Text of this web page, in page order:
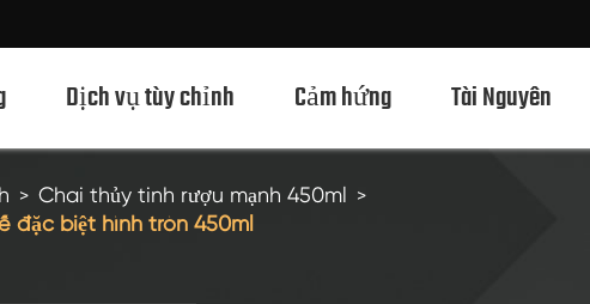
Chai Thủy Tinh Rượu Mạnh 700ml
Dịch vụ tùy chỉnh Cảm hứng Tài Nguyên
Chai thủy tinh rượu mạnh 450ml
đặc biệt hình tròn 450ml